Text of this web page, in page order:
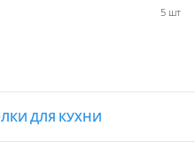
5 шт
ДЛЯ КУХНИ